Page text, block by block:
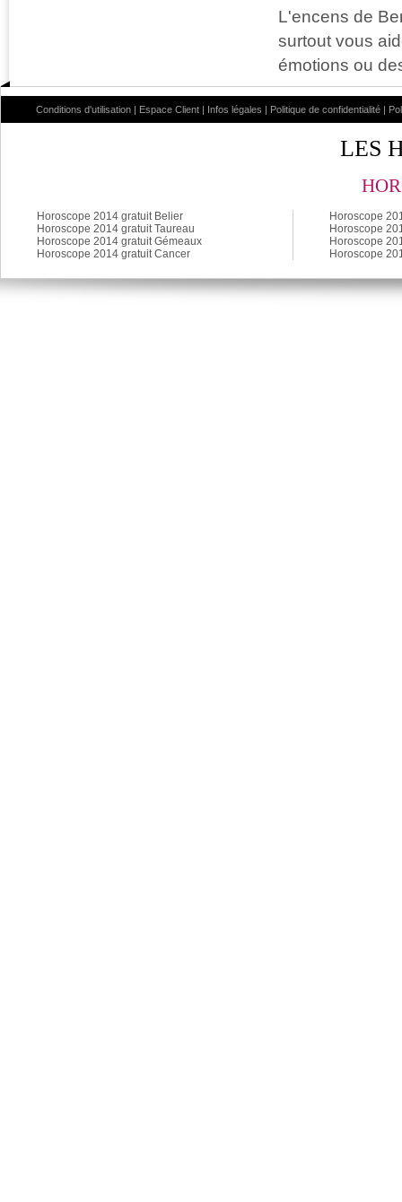
L'encens de
surtout vous
émotions ou
Conditions d'utilisation Espace Client Infos légales Politique de confidentialité
LES
Horoscope 2014 gratuit Belier
Horoscope 2014 gratuit Taureau
Horoscope 2014 gratuit Gémeaux
Horoscope 2014 gratuit Cancer
Horoscope
Horoscope
Horoscope
Horoscope